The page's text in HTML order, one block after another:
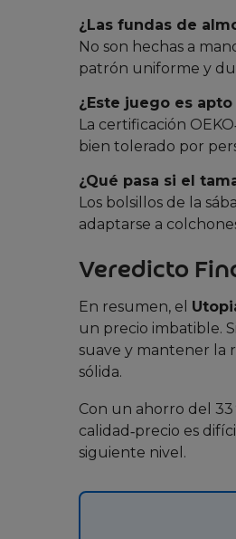
¿Las fundas de
No son hechas a
patrón uniforme y
¿Este juego es
La certificación
bien tolerado por
¿Qué pasa si el
Los bolsillos de la
adaptarse a
Veredicto
En resumen, el
un precio imbatible.
suave y mantener la
sólida.
Con un ahorro del 33
calidad‑precio es
siguiente nivel.